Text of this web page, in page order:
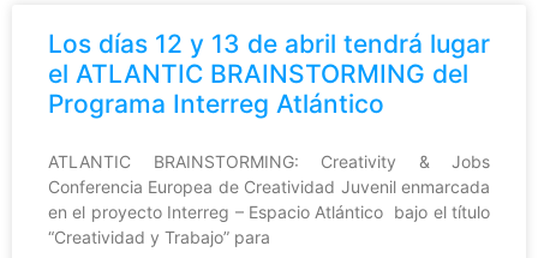
Los días 12 y 13 de abril tendrá lugar
el ATLANTIC BRAINSTORMING del
Programa Interreg Atlántico
ATLANTIC BRAINSTORMING: Creativity & Jobs
Conferencia Europea de Creatividad Juvenil enmarcada
en el proyecto Interreg – Espacio Atlántico bajo el título
“Creatividad y Trabajo” para